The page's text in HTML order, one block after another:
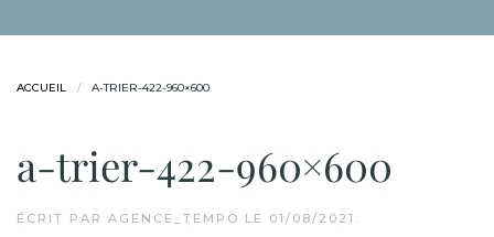
ACCUEIL A-TRIER-422-960×600
a-trier-422-960×600
ÉCRIT PAR AGENCE_TEMPO LE 01/08/2021 .